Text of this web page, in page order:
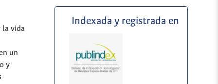
la vida
un
y
Indexada y registrada en